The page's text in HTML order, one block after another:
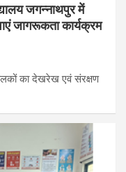
जगन्नाथपुर में
जागरूकता कार्यक्रम
बालकों का देखरेख एवं संरक्षण